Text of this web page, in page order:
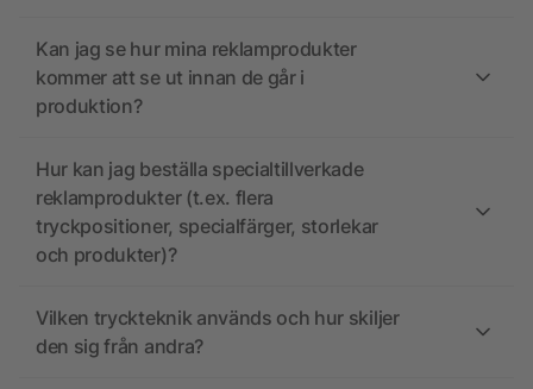
Kan jag se hur mina reklamprodukter
kommer att se ut innan de går i
produktion?
Hur kan jag beställa specialtillverkade
reklamprodukter (t.ex. flera
tryckpositioner, specialfärger, storlekar
och produkter)?
Vilken tryckteknik används och hur skiljer
den sig från andra?